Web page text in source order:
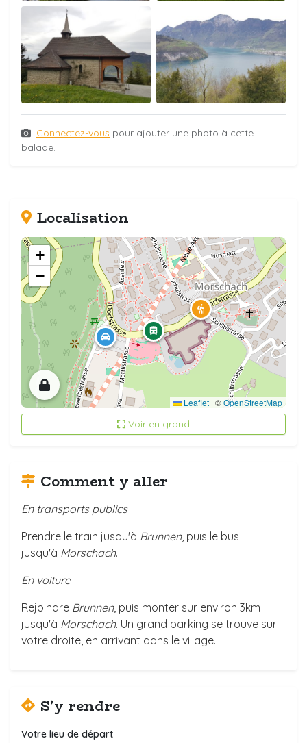
Connectez-vous pour ajouter une photo à cette
balade.
Localisation
+
−
Leaflet | ©OpenStreetMap
Voir en grand
Comment y aller
En transports publics
Prendre le train jusqu'à Brunnen, puis le bus
jusqu'à Morschach.
En voiture
Rejoindre Brunnen, puis monter sur environ 3km
jusqu'à Morschach. Un grand parking se trouve sur
votre droite, en arrivant dans le village.
S'y rendre
Votre lieu de départ